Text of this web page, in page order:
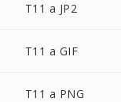
T11 a JP2
T11 a GIF
T11 a PNG